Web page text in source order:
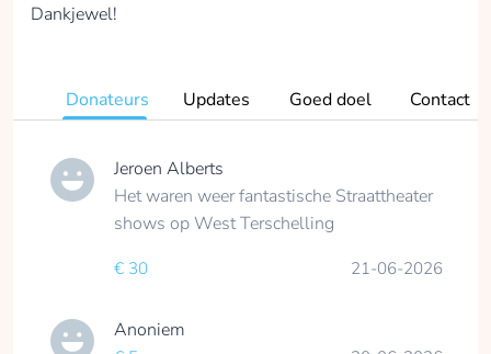
Dankjewel!
Donateurs Updates Goed doel Contact
Jeroen Alberts
Het waren weer fantastische Straattheater
shows op West Terschelling
€ 30 21-06-2026
Anoniem